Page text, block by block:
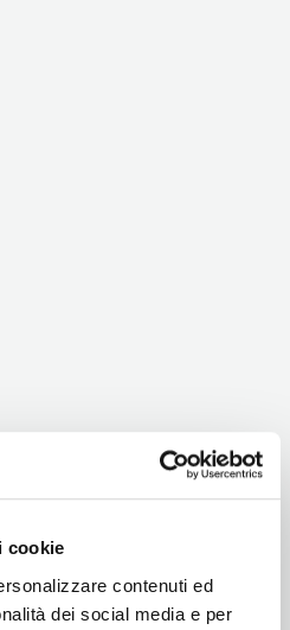
cookie
contenuti ed
dei social media e per